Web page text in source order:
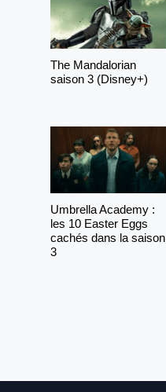
The Mandalorian
saison 3 (Disney+)
Umbrella Academy :
les 10 Easter Eggs
cachés dans la saison
3